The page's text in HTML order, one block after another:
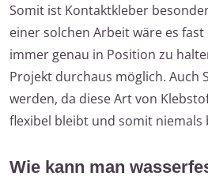
Somit ist Kontaktkleber
einer solchen Arbeit wäre es
immer genau in Position zu
Projekt durchaus möglich. Auch
werden, da diese Art von
flexibel bleibt und somit niemals
Wie kann man